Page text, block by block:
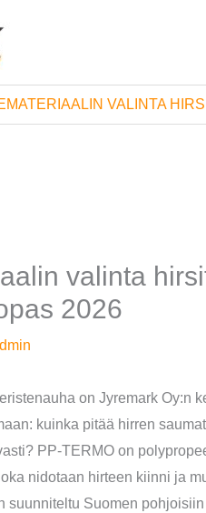
VALINTA
valinta
2026
on Jyremark Oy:n
kuinka pitää hirren
PP-TERMO on
nidotaan hirteen kiinni ja
suunniteltu Suomen